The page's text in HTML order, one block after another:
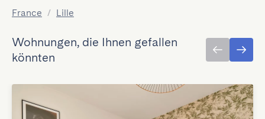
France / Lille
Wohnungen, die Ihnen gefallen
könnten